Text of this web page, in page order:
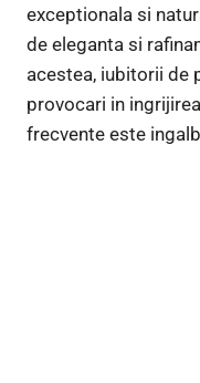
exceptionala si
de eleganta si
acestea, iubitorii de
provocari in
frecvente este